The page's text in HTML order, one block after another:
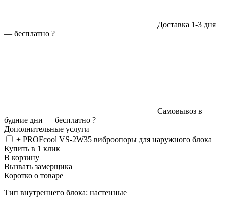
Доставка 1-3 дня
— бесплатно ?
Самовывоз в
будние дни — бесплатно ?
Дополнительные услуги
+ PROFcool VS-2W35 виброопоры для наружного блока
Купить в 1 клик
В корзину
Вызвать замерщика
Коротко о товаре
Тип внутреннего блока: настенные